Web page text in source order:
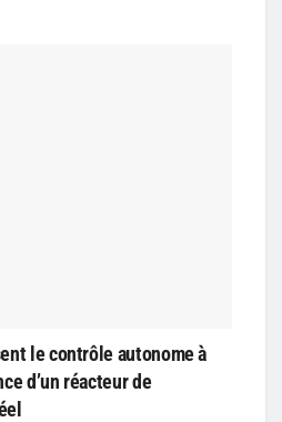
le contrôle autonome à
d’un réacteur de